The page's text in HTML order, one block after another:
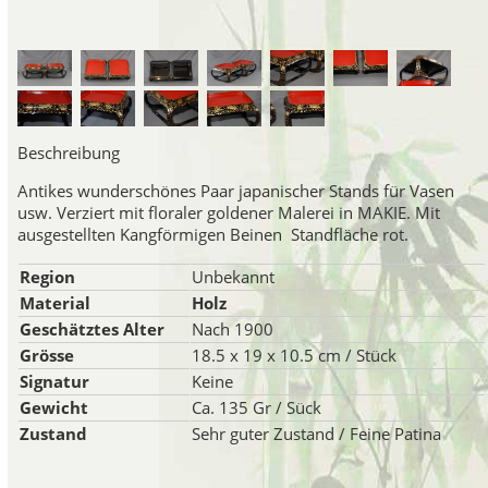
Japanisches Porzellan der
Satsuma-Region
gleichbedeutend mit
Porzellan
Ende des 19. Jahrhunderts
Manufakturen in der
Handwerkern
Satsuma-Porzellan aus
erschöpfenden" Qualität
Beginn des 20.
dekorierten
Da viele von ihnen für den
Beschreibung
Antikes wunderschönes Paar japanischer Stands für Vasen
usw. Verziert mit floraler goldener Malerei in MAKIE. Mit
ausgestellten Kangförmigen Beinen Standfläche rot.
Region
Unbekannt
Material
Holz
Geschätztes Alter
Nach 1900
Grösse
18.5 x 19 x 10.5 cm / Stück
Signatur
Keine
Gewicht
Ca. 135 Gr / Sück
Zustand
Sehr guter Zustand / Feine Patina